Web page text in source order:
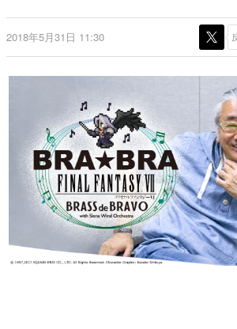
これからのデジタルゲーム市場を
の姿を追い、彼らのルーツと情熱
ゲームに多大な影響を受けた作家
日本のコンテンツ産業やカルチャ
画です。
日本モバイルゲーム産業史
日本のモバイルゲーム史における
ルを網羅するほか、開発者へのイ
解説を掲載。約20年の歴史が一望
若ゲのいたり〜ゲームクリ
『うつヌケ』『ペンと箸』等で知
一先生によるゲーム業界レポート
なんでゲームは面白い？
2018年5月31日 11:30